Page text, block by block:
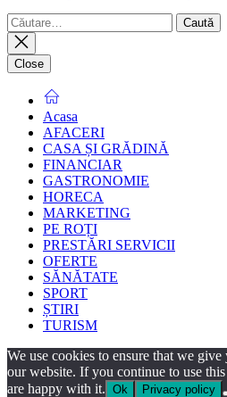
Caută
după:
Close
Acasa
AFACERI
CASA ȘI GRĂDINĂ
FINANCIAR
GASTRONOMIE
HORECA
MARKETING
PE ROȚI
PRESTĂRI SERVICII
OFERTE
SĂNĂTATE
SPORT
ȘTIRI
TURISM
We use cookies to ensure that we
our website. If you continue to use
are happy with it. Ok Privacy policy